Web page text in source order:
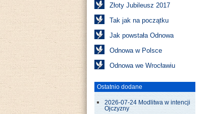
Złoty Jubileusz 2017
Tak jak na początku
Jak powstała Odnowa
Odnowa w Polsce
Odnowa we Wrocławiu
Ostatnio dodane
2026-07-24 Modlitwa w intencji
Ojczyzny